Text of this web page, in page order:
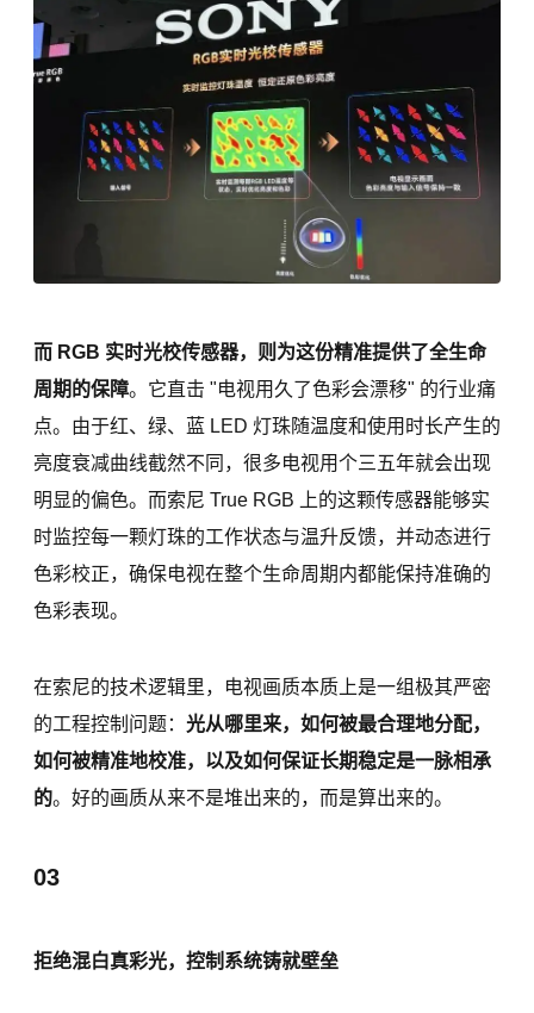
而 RGB 实时光校传感器，则为这份精准提供了全生命
周期的保障。它直击 "电视用久了色彩会漂移" 的行业痛
点。由于红、绿、蓝 LED 灯珠随温度和使用时长产生的
亮度衰减曲线截然不同，很多电视用个三五年就会出现
明显的偏色。而索尼 True RGB 上的这颗传感器能够实
时监控每一颗灯珠的工作状态与温升反馈，并动态进行
色彩校正，确保电视在整个生命周期内都能保持准确的
色彩表现。
在索尼的技术逻辑里，电视画质本质上是一组极其严密
的工程控制问题： 光从哪里来，如何被最合理地分配，
如何被精准地校准，以及如何保证长期稳定是一脉相承
的。好的画质从来不是堆出来的，而是算出来的。
03
拒绝混白真彩光，控制系统铸就壁垒